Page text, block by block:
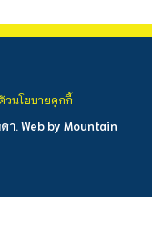
. Web by Mountain
วนโยบายคุกกี้